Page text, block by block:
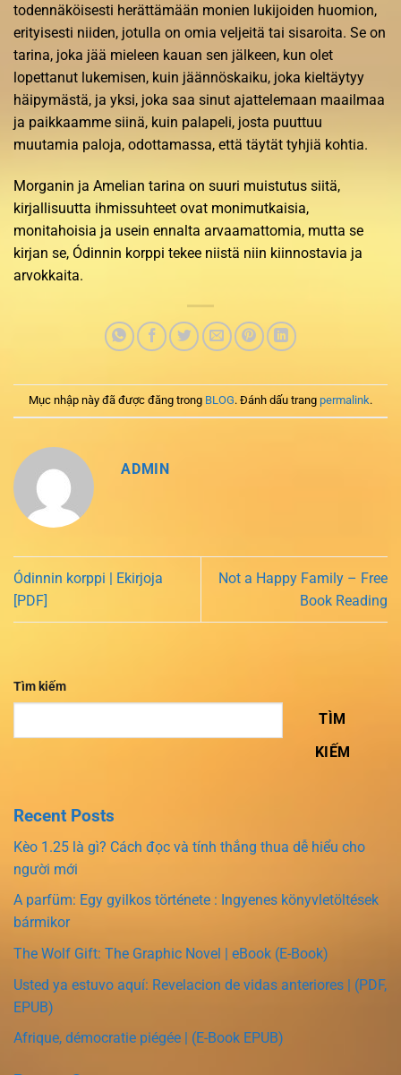
todennäköisesti herättämään monien lukijoiden huomion,
erityisesti niiden, jotulla on omia veljeitä tai sisaroita. Se on
tarina, joka jää mieleen kauan sen jälkeen, kun olet
lopettanut lukemisen, kuin jäännöskaiku, joka kieltäytyy
häipymästä, ja yksi, joka saa sinut ajattelemaan maailmaa
ja paikkaamme siinä, kuin palapeli, josta puuttuu
muutamia paloja, odottamassa, että täytät tyhjiä kohtia.
Morganin ja Amelian tarina on suuri muistutus siitä,
kirjallisuutta ihmissuhteet ovat monimutkaisia,
monitahoisia ja usein ennalta arvaamattomia, mutta se
kirjan se, Ódinnin korppi tekee niistä niin kiinnostavia ja
arvokkaita.
Mục nhập này đã được đăng trong BLOG. Đánh dấu trang permalink.
ADMIN
Ódinnin korppi | Ekirjoja
[PDF]
Not a Happy Family – Free
Book Reading
Tìm kiếm
TÌM
KIẾM
Recent Posts
Kèo 1.25 là gì? Cách đọc và tính thắng thua dễ hiểu cho
người mới
A parfüm: Egy gyilkos története : Ingyenes könyvletöltések
bármikor
The Wolf Gift: The Graphic Novel | eBook (E-Book)
Usted ya estuvo aquí: Revelacion de vidas anteriores | (PDF,
EPUB)
Afrique, démocratie piégée | (E-Book EPUB)